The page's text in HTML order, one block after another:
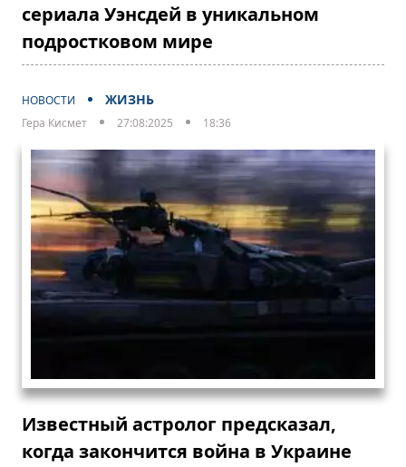
сериала Уэнсдей в уникальном
подростковом мире
НОВОСТИ ЖИЗНЬ
Гера Кисмет 27:08:2025 18:36
Известный астролог предсказал,
когда закончится война в Украине